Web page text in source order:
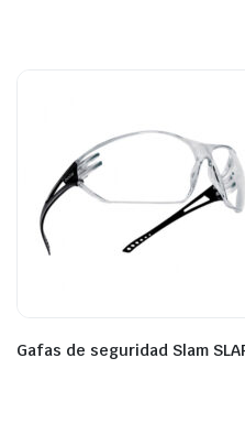
Gafas de seguridad Slam